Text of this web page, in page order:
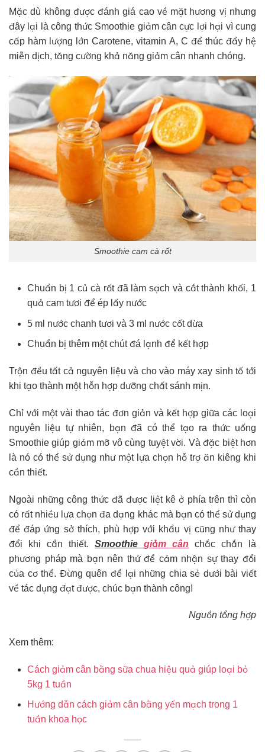
Mặc dù không được đánh giá cao về mặt hương vị nhưng
đây lại là công thức Smoothie giảm cân cực lợi hại vì cung
cấp hàm lượng lớn Carotene, vitamin A, C để thúc đẩy hệ
miễn dịch, tăng cường khả năng giảm cân nhanh chóng.
Smoothie cam cà rốt
Chuẩn bị 1 củ cà rốt đã làm sạch và cắt thành khối, 1
quả cam tươi để ép lấy nước
5 ml nước chanh tươi và 3 ml nước cốt dừa
Chuẩn bị thêm một chút đá lạnh để kết hợp
Trộn đều tất cả nguyên liệu và cho vào máy xay sinh tố tới
khi tạo thành một hỗn hợp dưỡng chất sánh mịn.
Chỉ với một vài thao tác đơn giản và kết hợp giữa các loại
nguyên liệu tự nhiên, bạn đã có thể tạo ra thức uống
Smoothie giúp giảm mỡ vô cùng tuyệt vời. Và đặc biệt hơn
là nó có thể sử dụng như một lựa chọn hỗ trợ ăn kiêng khi
cần thiết.
Ngoài những công thức đã được liệt kê ở phía trên thì còn
có rất nhiều lựa chọn đa dạng khác mà bạn có thể sử dụng
để đáp ứng sở thích, phù hợp với khẩu vị cũng như thay
đổi khi cần thiết. Smoothie giảm cân chắc chắn là
phương pháp mà bạn nên thử để cảm nhận sự thay đổi
của cơ thể. Đừng quên để lại những chia sẻ dưới bài viết
về tác dụng đạt được, chúc bạn thành công!
Nguồn tổng hợp
Xem thêm:
Cách giảm cân bằng sữa chua hiệu quả giúp loại bỏ
5kg 1 tuần
Hướng dẫn cách giảm cân bằng yến mạch trong 1
tuần khoa học